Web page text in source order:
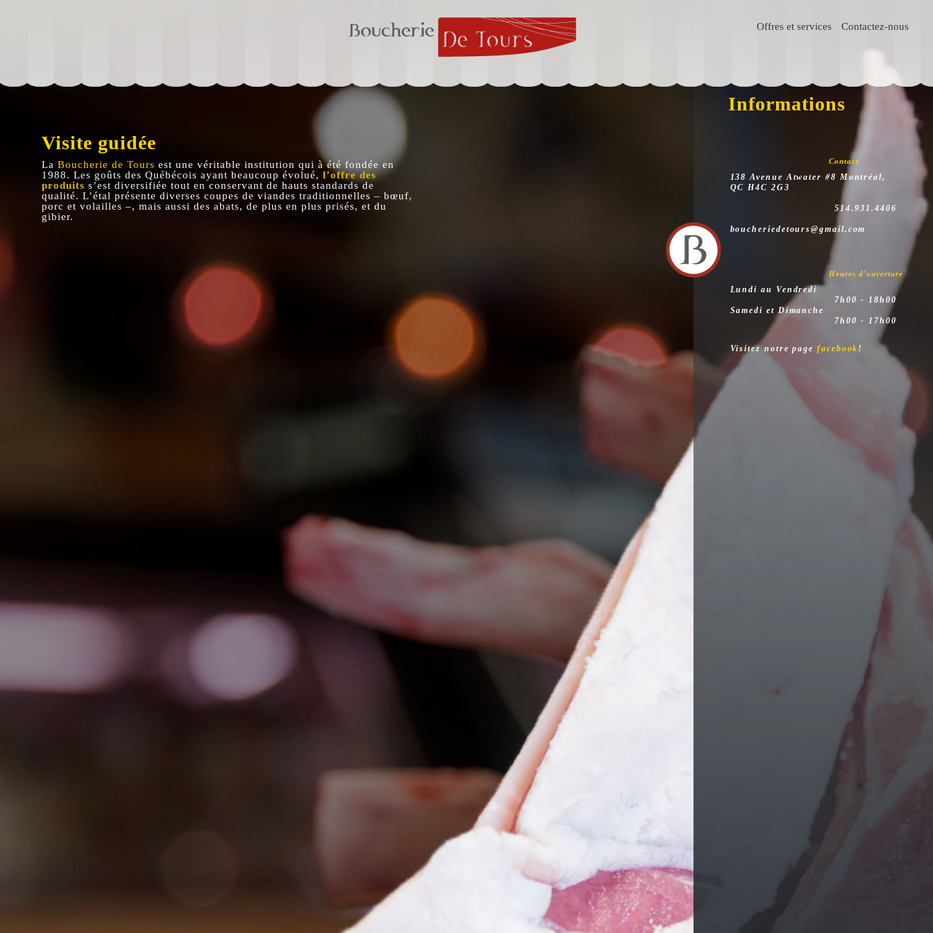
Informations
Contact
138 Avenue Atwater #8 Montréal,
QC H4C 2G3
514.931.4406
boucheriedetours@gmail.com
Heures d'ouverture
Lundi au Vendredi
7h00 - 18h00
Samedi et Dimanche
7h00 - 17h00
Visitez notre page facebook !
Offres et services Contactez-nous
Visite guidée
La Boucherie de Tours est une véritable institution qui à été fondée en
1988. Les goûts des Québécois ayant beaucoup évolué, l’offre des
produits s’est diversifiée tout en conservant de hauts standards de
qualité. L’étal présente diverses coupes de viandes traditionnelles – bœuf,
porc et volailles –, mais aussi des abats, de plus en plus prisés, et du
gibier.